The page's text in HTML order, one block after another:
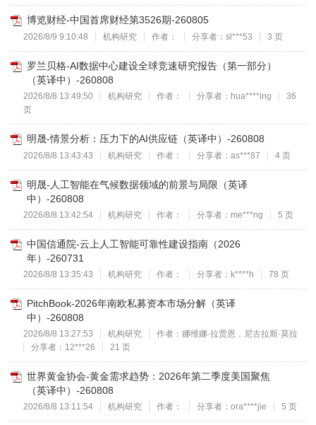
博览财经-中国首席财经第3526期-260805
2026/8/9 9:10:48 机构研究 作者： 分享者：sl***53 3 页
罗兰贝格-AI数据中心建设全球竞速研究报告（第一部分）
（英译中）-260808
2026/8/8 13:49:50 机构研究 作者： 分享者：hua****ing
36
页
明晟-情景分析：压力下的AI供应链（英译中）-260808
2026/8/8 13:43:43 机构研究 作者： 分享者：as***87 4 页
明晟-人工智能在气候数据领域的前景与局限（英译
中）-260808
2026/8/8 13:42:54 机构研究 作者： 分享者：me***ng 5 页
中国信通院-云上人工智能可靠性建设指南（2026
年）-260731
2026/8/8 13:35:43 机构研究 作者： 分享者：k****h 78 页
PitchBook-2026年南欧私募资本市场分解（英译
中）-260808
2026/8/8 13:27:53 机构研究
作者：娜维娜·拉贾恩，尼古拉斯·莫拉
分享者：12***26
21 页
世界黄金协会-黄金需求趋势：2026年第二季度美国聚焦
（英译中）-260808
2026/8/8 13:11:54 机构研究 作者： 分享者：ora****jie 5 页